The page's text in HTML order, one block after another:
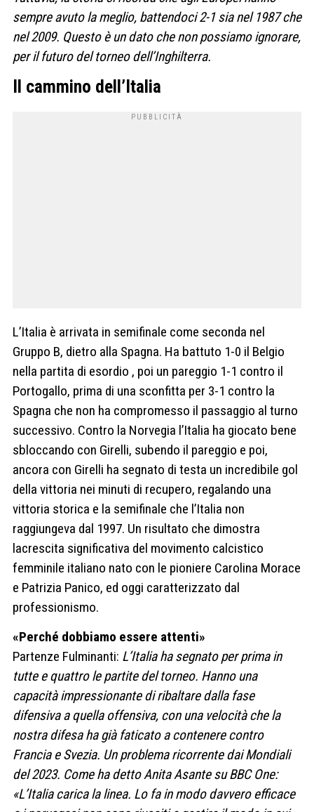
sempre avuto la meglio, battendoci 2-1 sia nel 1987 che
nel 2009. Questo è un dato che non possiamo ignorare,
per il futuro del torneo dell’Inghilterra.
Il cammino dell’Italia
L’Italia è arrivata in semifinale come seconda nel
Gruppo B, dietro alla Spagna. Ha battuto 1-0 il Belgio
nella partita di esordio , poi un pareggio 1-1 contro il
Portogallo, prima di una sconfitta per 3-1 contro la
Spagna che non ha compromesso il passaggio al turno
successivo. Contro la Norvegia l’Italia ha giocato bene
sbloccando con Girelli, subendo il pareggio e poi,
ancora con Girelli ha segnato di testa un incredibile gol
della vittoria nei minuti di recupero, regalando una
vittoria storica e la semifinale che l’Italia non
raggiungeva dal 1997. Un risultato che dimostra
lacrescita significativa del movimento calcistico
femminile italiano nato con le pioniere Carolina Morace
e Patrizia Panico, ed oggi caratterizzato dal
professionismo.
«Perché dobbiamo essere attenti»
Partenze Fulminanti: L’Italia ha segnato per prima in
tutte e quattro le partite del torneo. Hanno una
capacità impressionante di ribaltare dalla fase
difensiva a quella offensiva, con una velocità che la
nostra difesa ha già faticato a contenere contro
Francia e Svezia. Un problema ricorrente dai Mondiali
del 2023. Come ha detto Anita Asante su BBC One:
«L’Italia carica la linea. Lo fa in modo davvero efficace